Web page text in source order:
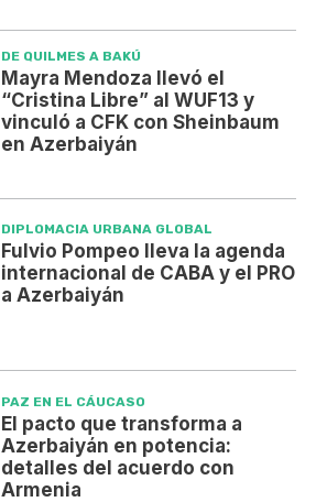
DE QUILMES A BAKÚ
Mayra Mendoza llevó el
“Cristina Libre” al WUF13 y
vinculó a CFK con Sheinbaum
en Azerbaiyán
DIPLOMACIA URBANA GLOBAL
Fulvio Pompeo lleva la agenda
internacional de CABA y el PRO
a Azerbaiyán
PAZ EN EL CÁUCASO
El pacto que transforma a
Azerbaiyán en potencia:
detalles del acuerdo con
Armenia